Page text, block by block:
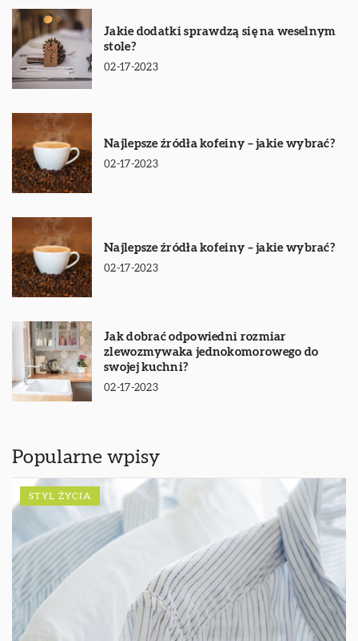
Jakie dodatki sprawdzą się na weselnym
stole?
02-17-2023
Najlepsze źródła kofeiny – jakie wybrać?
02-17-2023
Najlepsze źródła kofeiny – jakie wybrać?
02-17-2023
Jak dobrać odpowiedni rozmiar
zlewozmywaka jednokomorowego do
swojej kuchni?
02-17-2023
Popularne wpisy
STYL ŻYCIA